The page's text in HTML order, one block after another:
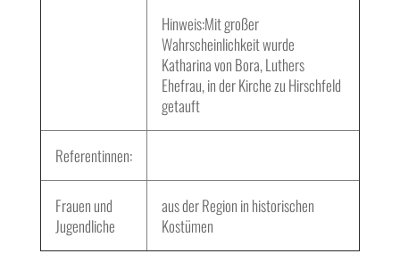
Hinweis:Mit großer
Wahrscheinlichkeit wurde
Katharina von Bora, Luthers
Ehefrau, in der Kirche zu Hirschfeld
getauft
Referentinnen:
Frauen und
Jugendliche
aus der Region in historischen
Kostümen